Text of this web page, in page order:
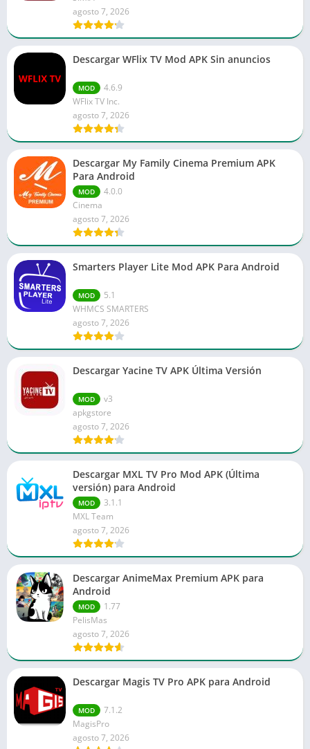
agosto 7, 2026
Descargar WFlix TV Mod APK Sin anuncios
MOD
4.6.9
WFlix TV Inc.
agosto 7, 2026
Descargar My Family Cinema Premium APK
Para Android
MOD
4.0.0
Cinema
agosto 7, 2026
Smarters Player Lite Mod APK Para Android
MOD
5.1
WHMCS SMARTERS
agosto 7, 2026
Descargar Yacine TV APK Última Versión
MOD
v3
apkgstore
agosto 7, 2026
Descargar MXL TV Pro Mod APK (Última
versión) para Android
MOD
3.1.1
MXL Team
agosto 7, 2026
Descargar AnimeMax Premium APK para
Android
MOD
1.77
PelisMas
agosto 7, 2026
Descargar Magis TV Pro APK para Android
MOD
7.1.2
MagisPro
agosto 7, 2026